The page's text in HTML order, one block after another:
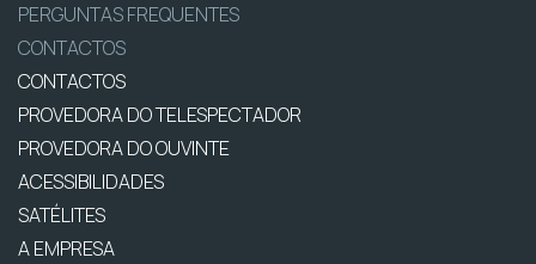
PERGUNTAS FREQUENTES
CONTACTOS
CONTACTOS
PROVEDORA DO TELESPECTADOR
PROVEDORA DO OUVINTE
ACESSIBILIDADES
SATÉLITES
A EMPRESA